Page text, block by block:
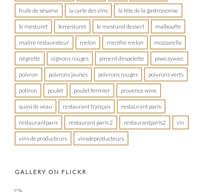
huile de sésame la carte des vins la fête de la gastronomie
le mesturet lemesturet le mesturet dessert malbouffe
maître restaurateur melon menthe melon mozzarella
négrette oignons rouges piment d’espelette piwo zywiec
poivron poivrons jaunes poivrons rouges poivrons verts
potiron poulet poulet fermier provence wine
quasi de veau restaurant français restaurant paris
restaurantparis restaurant paris 2 restaurantparis2 vin
vins de producteurs vinsdeproducteurs
GALLERY ON FLICKR